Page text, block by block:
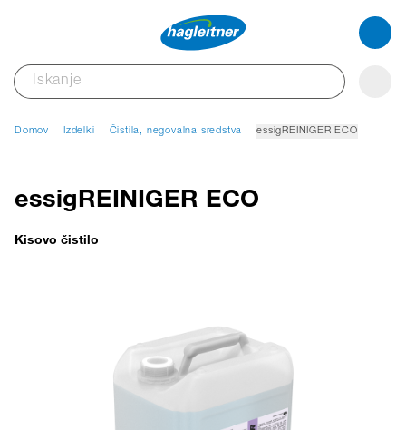
Domov Izdelki Čistila, negovalna sredstva essigREINIGER ECO
essigREINIGER ECO
Kisovo čistilo